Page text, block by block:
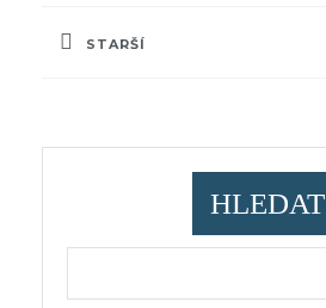
příspěvek
STARŠÍ
HLEDAT